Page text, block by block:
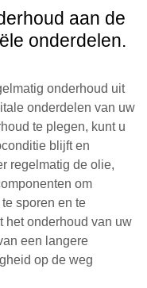
aan de
onderdelen.
onderhoud uit
onderdelen van uw
te plegen, kunt u
blijft en
regelmatig de olie,
om
sporen en te
het onderhoud van uw
een langere
op de weg